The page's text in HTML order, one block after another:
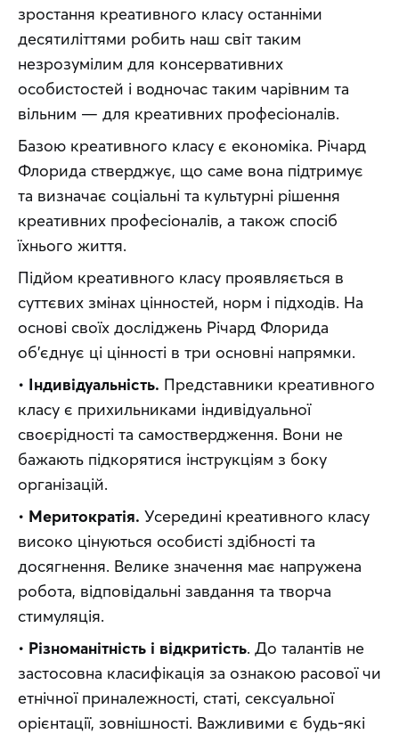
зростання креативного класу останніми
десятиліттями робить наш світ таким
незрозумілим для консервативних
особистостей і водночас таким чарівним та
вільним — для креативних професіоналів.
Базою креативного класу є економіка. Річард
Флорида стверджує, що саме вона підтримує
та визначає соціальні та культурні рішення
креативних професіоналів, а також спосіб
їхнього життя.
Підйом креативного класу проявляється в
суттєвих змінах цінностей, норм і підходів. На
основі своїх досліджень Річард Флорида
об’єднує ці цінності в три основні напрямки.
• Індивідуальність. Представники креативного
класу є прихильниками індивідуальної
своєрідності та самоствердження. Вони не
бажають підкорятися інструкціям з боку
організацій.
• Меритократія. Усередині креативного класу
високо цінуються особисті здібності та
досягнення. Велике значення має напружена
робота, відповідальні завдання та творча
стимуляція.
• Різноманітність і відкритість. До талантів не
застосовна класифікація за ознакою расової чи
етнічної приналежності, статі, сексуальної
орієнтації, зовнішності. Важливими є будь-які